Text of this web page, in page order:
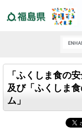
「ふくしま食の
及び「ふくしま
ム」